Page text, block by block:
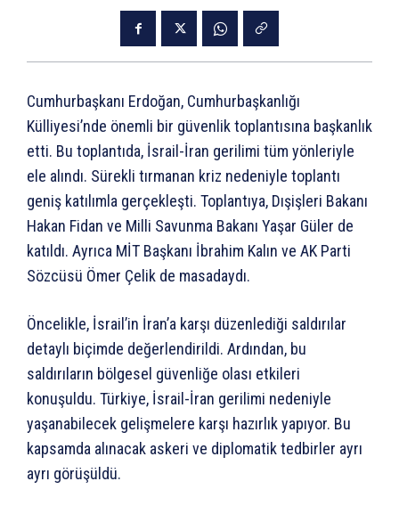
Cumhurbaşkanı Erdoğan, Cumhurbaşkanlığı
Külliyesi’nde önemli bir güvenlik toplantısına başkanlık
etti. Bu toplantıda, İsrail-İran gerilimi tüm yönleriyle
ele alındı. Sürekli tırmanan kriz nedeniyle toplantı
geniş katılımla gerçekleşti. Toplantıya, Dışişleri Bakanı
Hakan Fidan ve Milli Savunma Bakanı Yaşar Güler de
katıldı. Ayrıca MİT Başkanı İbrahim Kalın ve AK Parti
Sözcüsü Ömer Çelik de masadaydı.
Öncelikle, İsrail’in İran’a karşı düzenlediği saldırılar
detaylı biçimde değerlendirildi. Ardından, bu
saldırıların bölgesel güvenliğe olası etkileri
konuşuldu. Türkiye, İsrail-İran gerilimi nedeniyle
yaşanabilecek gelişmelere karşı hazırlık yapıyor. Bu
kapsamda alınacak askeri ve diplomatik tedbirler ayrı
ayrı görüşüldü.